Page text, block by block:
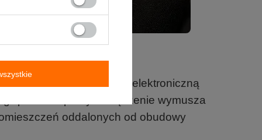
wyposażył go w silnik z elektroniczną
podczas pracy. Urządzenie wymusza
oddalonych od obudowy